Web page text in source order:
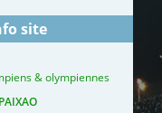
site
& olympiennes
PAIXAO